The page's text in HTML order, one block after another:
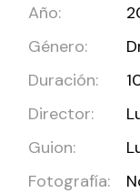
Año:
Género:
Duración:
Director:
Guion:
Fotografía: